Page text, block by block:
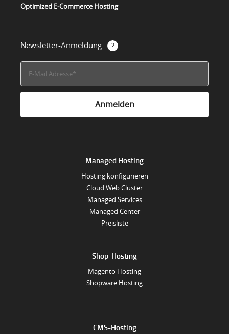
Optimized E-Commerce Hosting
Newsletter-Anmeldung
Managed Hosting
Hosting konfigurieren
Cloud Web Cluster
Managed Services
Managed Center
Preisliste
Shop-Hosting
Magento Hosting
Shopware Hosting
CMS-Hosting